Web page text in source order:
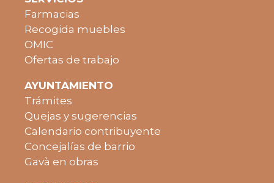
Farmacias
Recogida muebles
OMIC
Ofertas de trabajo
AYUNTAMIENTO
Trámites
Quejas y sugerencias
Calendario contribuyente
Concejalías de barrio
Gavà en obras